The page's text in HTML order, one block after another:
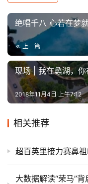
绝唱千八 心若在梦
上一篇
现场 | 我在蠡湖，
2018年11月4日 上午7:12
相关推荐
超百英里接力赛鼻
大数据解读“荣马”